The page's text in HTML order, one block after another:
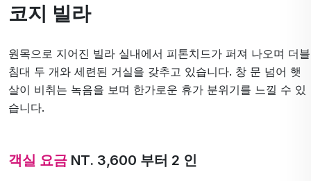
코지 빌라
원목으로 지어진 빌라 실내에서 피톤치드가 퍼져 나오며 더블
침대 두 개와 세련된 거실을 갖추고 있습니다. 창 문 넘어 햇
살이 비취는 녹음을 보며 한가로운 휴가 분위기를 느낄 수 있
습니다.
객실 요금 NT. 3,600 부터 2 인